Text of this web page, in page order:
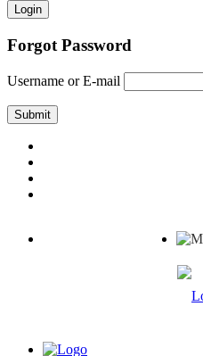
Forgot Password
Username or E-mail